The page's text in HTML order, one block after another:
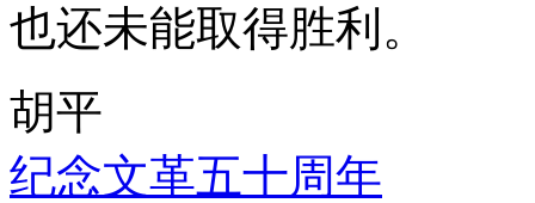
也还未能取得胜利。
胡平
纪念文革五十周年